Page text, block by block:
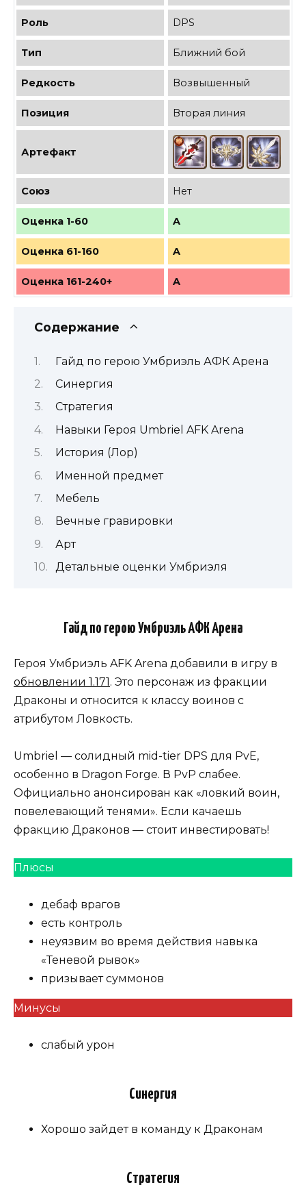
Роль DPS
Тип Ближний бой
Редкость Возвышенный
Позиция Вторая линия
Артефакт
Союз Нет
Оценка 1-60 A
Оценка 61-160 A
Оценка 161-240+ A
Содержание
Гайд по герою Умбриэль АФК Арена
Синергия
Стратегия
Навыки Героя Umbriel AFK Arena
История (Лор)
Именной предмет
Мебель
Вечные гравировки
Арт
Детальные оценки Умбриэля
Гайд по герою Умбриэль АФК Арена
Героя Умбриэль AFK Arena добавили в игру в
обновлении 1.171 . Это персонаж из фракции
Драконы и относится к классу воинов с
атрибутом Ловкость.
Umbriel — солидный mid-tier DPS для PvE,
особенно в Dragon Forge. В PvP слабее.
Официально анонсирован как «ловкий воин,
повелевающий тенями». Если качаешь
фракцию Драконов — стоит инвестировать!
Плюсы
дебаф врагов
есть контроль
неуязвим во время действия навыка
«Теневой рывок»
призывает суммонов
Минусы
слабый урон
Синергия
Хорошо зайдет в команду к Драконам
Стратегия